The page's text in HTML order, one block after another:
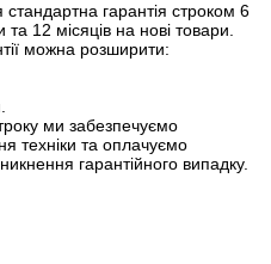
гарантія строком 6
та 12 місяців на нові товари.
можна розширити:
ми забезпечуємо
техніки та оплачуємо
гарантійного випадку.